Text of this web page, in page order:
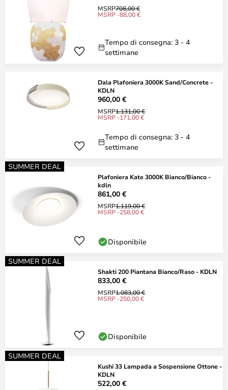
MSRP708,00 €
MSRP -88,00 €
Tempo di consegna: 3 - 4
settimane
Dala Plafoniera 3000K Sand/Concrete -
KDLN
960,00 €
MSRP1.131,00 €
MSRP -171,00 €
Tempo di consegna: 3 - 4
settimane
SUMMER DEAL
Plafoniera Kate 3000K Bianco/Bianco -
kdln
861,00 €
MSRP1.119,00 €
MSRP -258,00 €
Disponibile
SUMMER DEAL
Shakti 200 Piantana Bianco/Raso - KDLN
833,00 €
MSRP1.083,00 €
MSRP -250,00 €
Disponibile
SUMMER DEAL
Kushi 33 Lampada a Sospensione Ottone -
KDLN
522,00 €